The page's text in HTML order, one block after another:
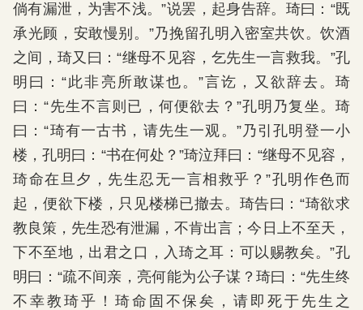
倘有漏泄，为害不浅。”说罢，起身告辞。琦曰：“既
承光顾，安敢慢别。”乃挽留孔明入密室共饮。饮酒
之间，琦又曰：“继母不见容，乞先生一言救我。”孔
明曰：“此非亮所敢谋也。”言讫，又欲辞去。琦
曰：“先生不言则已，何便欲去？”孔明乃复坐。琦
曰：“琦有一古书，请先生一观。”乃引孔明登一小
楼，孔明曰：“书在何处？”琦泣拜曰：“继母不见容，
琦命在旦夕，先生忍无一言相救乎？”孔明作色而
起，便欲下楼，只见楼梯已撤去。琦告曰：“琦欲求
教良策，先生恐有泄漏，不肯出言；今日上不至天，
下不至地，出君之口，入琦之耳：可以赐教矣。”孔
明曰：“疏不间亲，亮何能为公子谋？琦曰：“先生终
不幸教琦乎！琦命固不保矣，请即死于先生之